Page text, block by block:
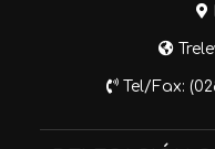
Tel/Fax: